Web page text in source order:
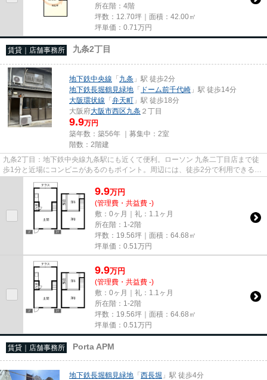
所在階：4階
坪数：12.70坪｜面積：42.00㎡
坪単価： 0.71 万円
賃貸｜店舗事務所 九条2丁目
地下鉄中央線 「九条 」駅 徒歩2分
地下鉄長堀鶴見緑地 「 ドーム前千代崎 」駅 徒歩14分
大阪環状線 「弁天町 」駅 徒歩18分
大阪府大阪市西区九条 ２丁目
9.9万円
築年数：築56年 ｜募集中： 2室
階数：2階建
九条2丁目：地下鉄中央線九条駅にも近くて便利。ローソン 九条二丁目店まで徒
歩1分と近場にコンビニがあるのもポイント。周辺には、徒歩2分で利用できる駅
があります。駐車場までの距...
9.9万円
(管理費・共益費 -)
敷：0ヶ月｜礼：1.1ヶ月
所在階：1-2階
坪数：19.56坪｜面積：64.68㎡
坪単価： 0.51 万円
9.9万円
(管理費・共益費 -)
敷：0ヶ月｜礼：1.1ヶ月
所在階：1-2階
坪数：19.56坪｜面積：64.68㎡
坪単価： 0.51 万円
賃貸｜店舗事務所 Porta APM
地下鉄長堀鶴見緑地 「西長堀 」駅 徒歩4分